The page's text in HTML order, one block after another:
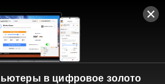
в цифровое золото